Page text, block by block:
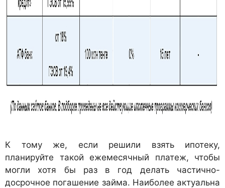
К тому же, если решили взять ипотеку,
планируйте такой ежемесячный платеж, чтобы
могли хотя бы раз в год делать частично-
досрочное погашение займа. Наиболее актуальна